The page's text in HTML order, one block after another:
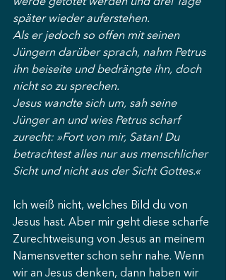
später wieder auferstehen.
Als er jedoch so offen mit seinen
Jüngern darüber sprach, nahm Petrus
ihn beiseite und bedrängte ihn, doch
nicht so zu sprechen.
Jesus wandte sich um, sah seine
Jünger an und wies Petrus scharf
zurecht: »Fort von mir, Satan! Du
betrachtest alles nur aus menschlicher
Sicht und nicht aus der Sicht Gottes.«
Ich weiß nicht, welches Bild du von
Jesus hast. Aber mir geht diese scharfe
Zurechtweisung von Jesus an meinem
Namensvetter schon sehr nahe. Wenn
wir an Jesus denken, dann haben wir